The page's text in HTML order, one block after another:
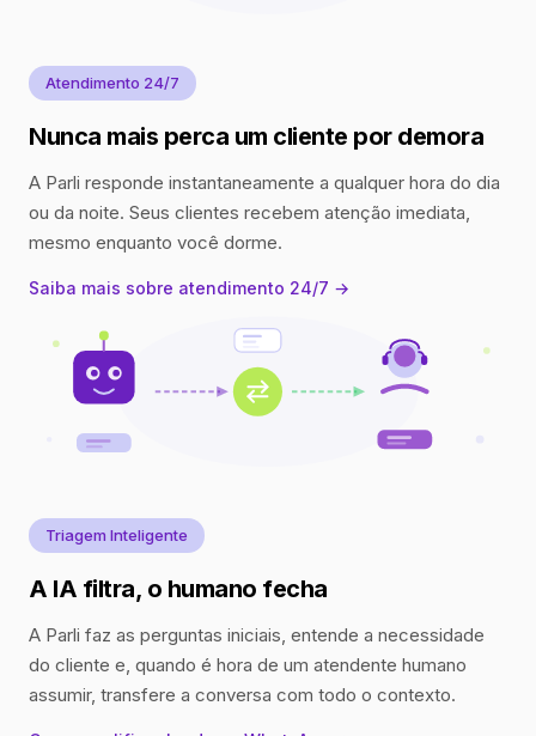
Atendimento 24/7
Nunca mais perca um cliente por demora
A Parli responde instantaneamente a qualquer hora do dia
ou da noite. Seus clientes recebem atenção imediata,
mesmo enquanto você dorme.
Saiba mais sobre atendimento 24/7 →
Triagem Inteligente
A IA filtra, o humano fecha
A Parli faz as perguntas iniciais, entende a necessidade
do cliente e, quando é hora de um atendente humano
assumir, transfere a conversa com todo o contexto.